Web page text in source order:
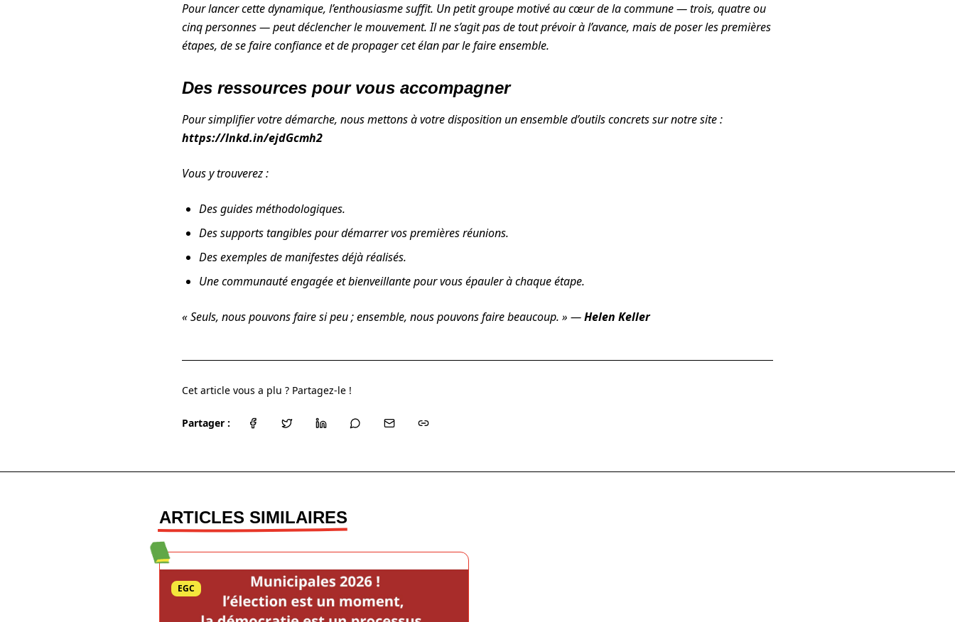
Pour lancer cette dynamique, l’enthousiasme suffit. Un petit groupe motivé au cœur de la commune — trois, quatre ou
cinq personnes — peut déclencher le mouvement. Il ne s’agit pas de tout prévoir à l’avance, mais de poser les premières
étapes, de se faire confiance et de propager cet élan par le faire ensemble.
Des ressources pour vous accompagner
Pour simplifier votre démarche, nous mettons à votre disposition un ensemble d’outils concrets sur notre site :
https://lnkd.in/ejdGcmh2
Vous y trouverez :
Des guides méthodologiques.
Des supports tangibles pour démarrer vos premières réunions.
Des exemples de manifestes déjà réalisés.
Une communauté engagée et bienveillante pour vous épauler à chaque étape.
« Seuls, nous pouvons faire si peu ; ensemble, nous pouvons faire beaucoup. » —Helen Keller
Cet article vous a plu ? Partagez-le !
Partager :
ARTICLES SIMILAIRES
EGC